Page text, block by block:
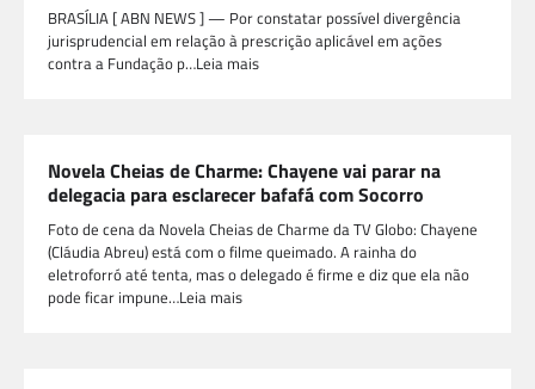
BRASÍLIA [ ABN NEWS ] — Por constatar possível divergência
jurisprudencial em relação à prescrição aplicável em ações
contra a Fundação p…Leia mais
Novela Cheias de Charme: Chayene vai parar na
delegacia para esclarecer bafafá com Socorro
Foto de cena da Novela Cheias de Charme da TV Globo: Chayene
(Cláudia Abreu) está com o filme queimado. A rainha do
eletroforró até tenta, mas o delegado é firme e diz que ela não
pode ficar impune…Leia mais